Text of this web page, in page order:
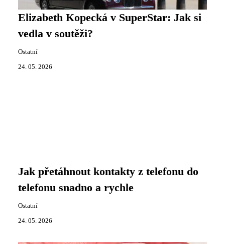
Elizabeth Kopecká v SuperStar: Jak si
vedla v soutěži?
Ostatní
24. 05. 2026
Jak přetáhnout kontakty z telefonu do
telefonu snadno a rychle
Ostatní
24. 05. 2026